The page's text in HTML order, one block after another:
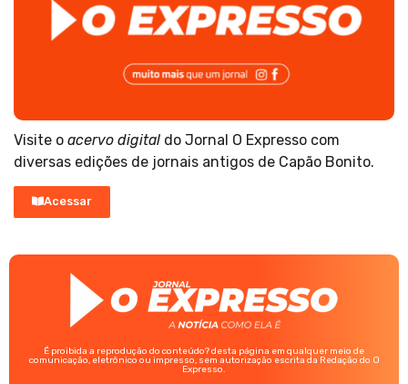
Visite o acervo digital do Jornal O Expresso com
diversas edições de jornais antigos de Capão Bonito.
Acessar
É proibida a reprodução do conteúdo? desta página em qualquer meio de
comunicação, eletrônico ou impresso, sem autorização escrita da Redação do O
Expresso.